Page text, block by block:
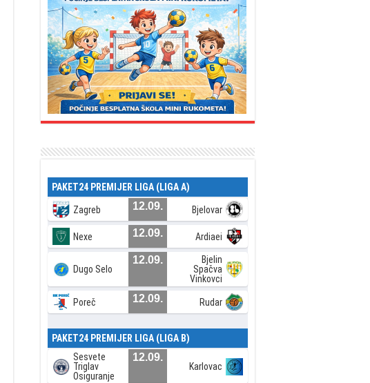
PAKET24 PREMIJER LIGA (LIGA A)
Zagreb 12.09. Bjelovar
Nexe 12.09. Ardiaei
Dugo Selo
12.09.
Bjelin
Spačva
Vinkovci
Poreč 12.09. Rudar
PAKET24 PREMIJER LIGA (LIGA B)
Sesvete
Triglav
Osiguranje
12.09.
Karlovac